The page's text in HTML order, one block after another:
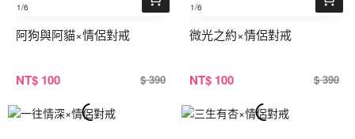
1/6
阿狗與阿貓×情侶對戒
NT$ 100 $ 390
1/6
微光之約×情侶對戒
NT$ 100 $ 390